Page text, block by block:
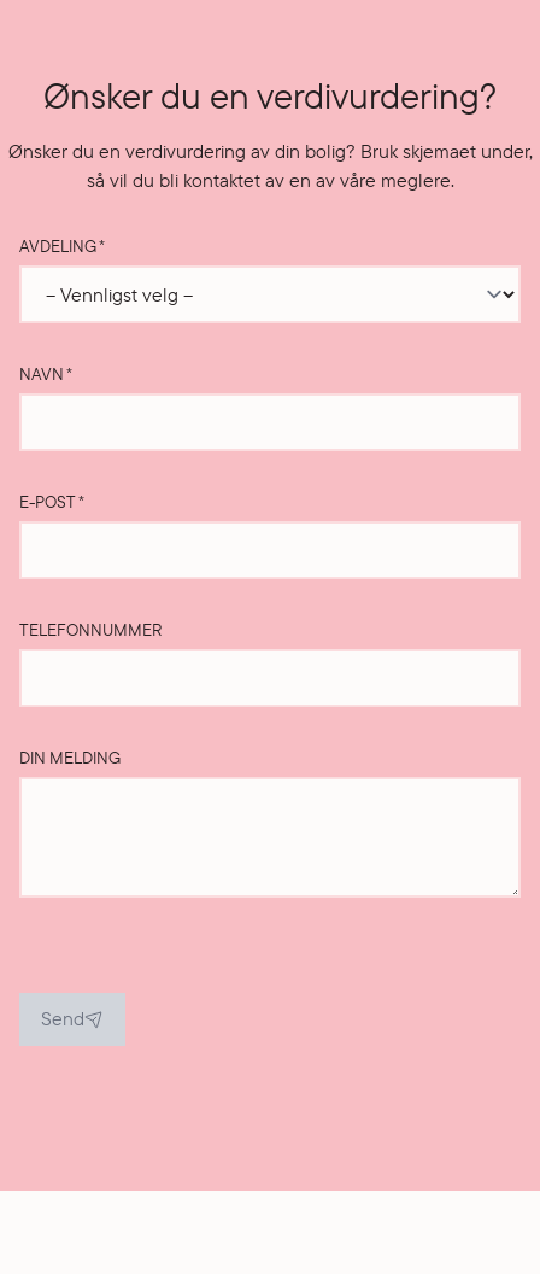
Ønsker du en verdivurdering?
Ønsker du en verdivurdering av din bolig? Bruk skjemaet under,
så vil du bli kontaktet av en av våre meglere.
AVDELING*
NAVN*
E-POST*
TELEFONNUMMER
DIN MELDING
Send